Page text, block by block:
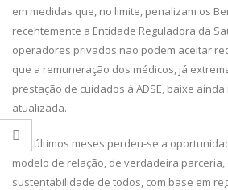
em medidas que, no limite, penalizam os
recentemente a Entidade Reguladora da
operadores privados não podem aceitar
que a remuneração dos médicos, já
prestação de cuidados à ADSE, baixe
atualizada.
Nos últimos meses perdeu-se a
modelo de relação, de verdadeira
sustentabilidade de todos, com base em